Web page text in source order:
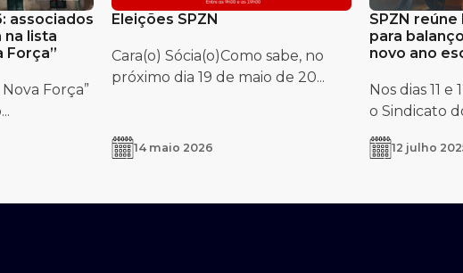
associados
lista
Força”
Força”
Eleições SPZN
Cara(o) Sócia(o)Como sabe, no
próximo dia 19 de maio de 20...
14 maio 2026
SPZN
para
novo ano
Nos dias 11
o Sindicato
12 julho